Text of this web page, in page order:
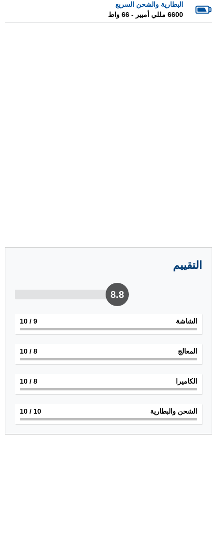
البطارية والشحن السريع
6600 مللي أمبير - 66 واط
التقييم
8.8
الشاشة 9
/ 10
المعالج 8
/ 10
الكاميرا 8
/ 10
الشحن والبطارية 10
/ 10